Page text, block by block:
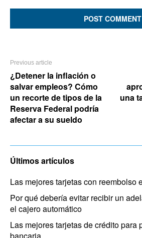
Previous article
¿Detener la inflación o
salvar empleos? Cómo
un recorte de tipos de la
Reserva Federal podría
afectar a su sueldo
una
Últimos artículos
Las mejores tarjetas con reembolso
Por qué debería evitar recibir un
el cajero automático
Las mejores tarjetas de crédito para
bancaria